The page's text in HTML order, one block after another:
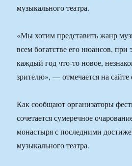
музыкального театра.
«Мы хотим представить жанр
всем богатстве его нюансов, при
каждый год что-то новое,
зрителю», — отмечается на сайте
Как сообщают организаторы
сочетается сумеречное
монастыря с последними
музыкального театра.